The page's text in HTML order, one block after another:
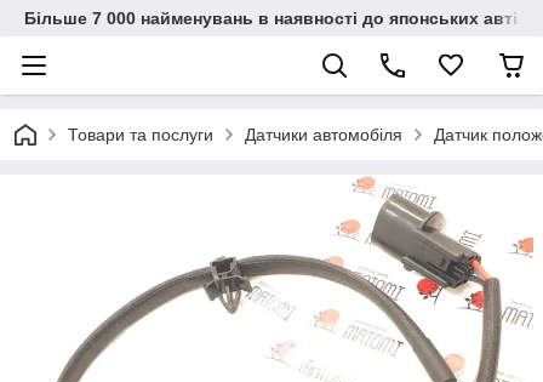
Більше 7 000 найменувань в наявності до японських
Товари та послуги Датчики автомобіля Датчик